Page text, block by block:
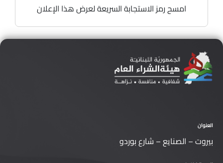
امسح رمز الاستجابة السريعة لعرض هذا الإعلان
العنوان
بيروت – الصنايع – شارع بوردو